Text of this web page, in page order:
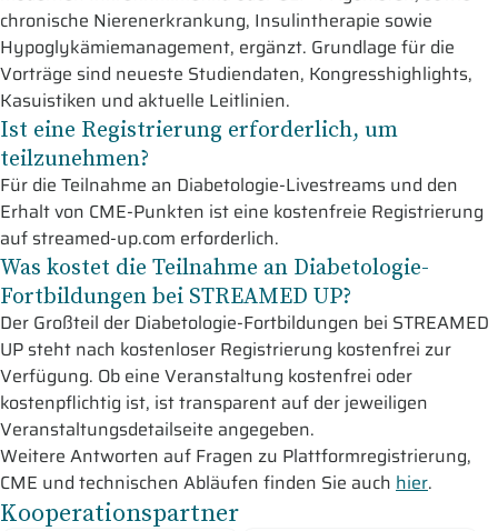
chronische Nierenerkrankung, Insulintherapie sowie
Hypoglykämiemanagement, ergänzt. Grundlage für die
Vorträge sind neueste Studiendaten, Kongresshighlights,
Kasuistiken und aktuelle Leitlinien.
Ist eine Registrierung erforderlich, um
teilzunehmen?
Für die Teilnahme an Diabetologie-Livestreams und den
Erhalt von CME-Punkten ist eine kostenfreie Registrierung
auf streamed-up.com erforderlich.
Was kostet die Teilnahme an Diabetologie-
Fortbildungen bei STREAMED UP?
Der Großteil der Diabetologie-Fortbildungen bei STREAMED
UP steht nach kostenloser Registrierung kostenfrei zur
Verfügung. Ob eine Veranstaltung kostenfrei oder
kostenpflichtig ist, ist transparent auf der jeweiligen
Veranstaltungsdetailseite angegeben.
Weitere Antworten auf Fragen zu Plattformregistrierung,
CME und technischen Abläufen finden Sie auch hier.
Kooperationspartner